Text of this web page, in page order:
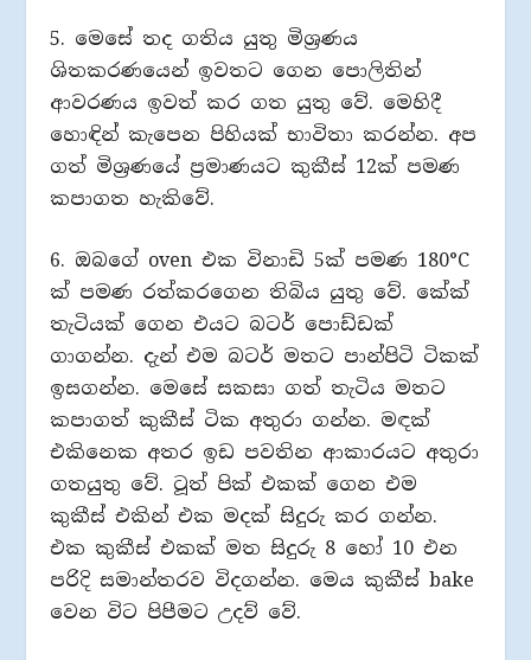
5. මෙසේ තද ගතිය යුතු මිශ්‍රණය
ශිතකරණයෙන් ඉවතට ගෙන පොලිතින්
ආවරණය ඉවත් කර ගත යුතු වේ. මෙහිදී
හොඳින් කැපෙන පිහියක් භාවිතා කරන්න. අප
ගත් මිශ්‍රණයේ ප්‍රමාණයට කුකීස් 12ක් පමණ
කපාගත හැකිවේ.
6. ඔබගේ oven එක විනාඩි 5ක් පමණ 180°C
ක් පමණ රත්කරගෙන තිබිය යුතු වේ. කේක්
තැටියක් ගෙන එයට බටර් පොඩ්ඩක්
ගාගන්න. දැන් එම බටර් මතට පාන්පිටි ටිකක්
ඉසගන්න. මෙසේ සකසා ගත් තැටිය මතට
කපාගත් කුකීස් ටික අතුරා ගන්න. මඳක්
එකිනෙක අතර ඉඩ පවතින ආකාරයට අතුරා
ගතයුතු වේ. ටූත් පික් එකක් ගෙන එම
කුකීස් එකින් එක මදක් සිදුරු කර ගන්න.
එක කුකීස් එකක් මත සිදුරු 8 හෝ 10 එන
පරිදි සමාන්තරව විදගන්න. මෙය කුකීස් bake
වෙන විට පිපීමට උදව් වේ.